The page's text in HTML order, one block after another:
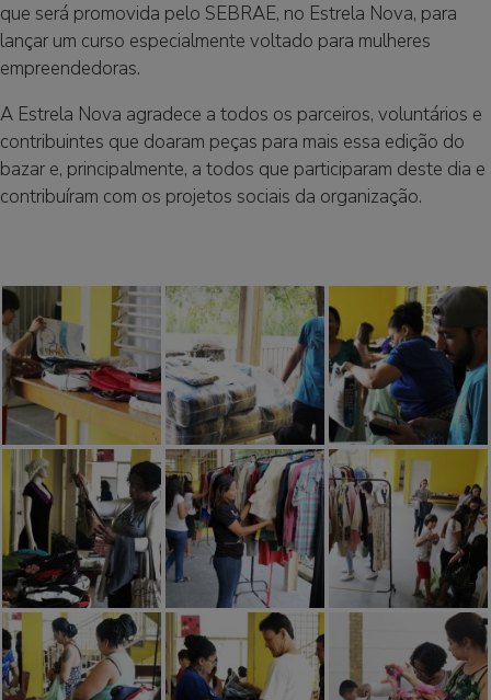
que será promovida pelo SEBRAE, no Estrela Nova, para
lançar um curso especialmente voltado para mulheres
empreendedoras.
A Estrela Nova agradece a todos os parceiros, voluntários e
contribuintes que doaram peças para mais essa edição do
bazar e, principalmente, a todos que participaram deste dia e
contribuíram com os projetos sociais da organização.